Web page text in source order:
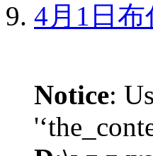
4月1日
Notice: